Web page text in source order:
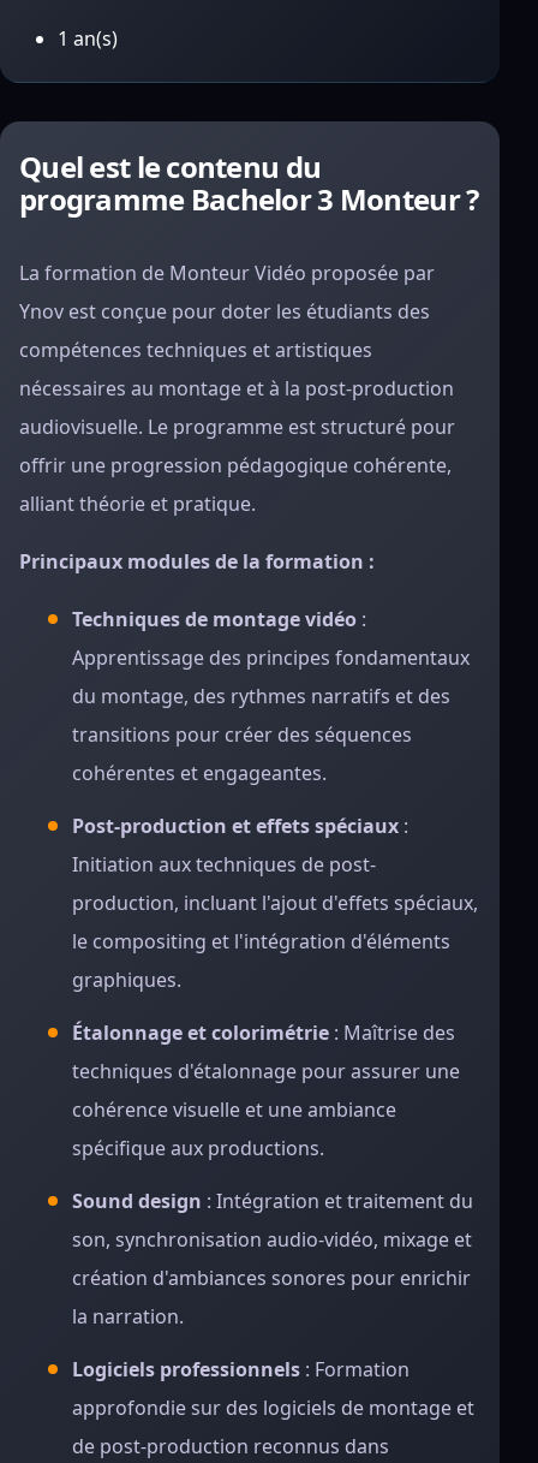
1 an(s)
Quel est le contenu du
programme Bachelor 3 Monteur ?
La formation de Monteur Vidéo proposée par
Ynov est conçue pour doter les étudiants des
compétences techniques et artistiques
nécessaires au montage et à la post-production
audiovisuelle. Le programme est structuré pour
offrir une progression pédagogique cohérente,
alliant théorie et pratique.
Principaux modules de la formation :
Techniques de montage vidéo :
Apprentissage des principes fondamentaux
du montage, des rythmes narratifs et des
transitions pour créer des séquences
cohérentes et engageantes.
Post-production et effets spéciaux :
Initiation aux techniques de post-
production, incluant l'ajout d'effets spéciaux,
le compositing et l'intégration d'éléments
graphiques.
Étalonnage et colorimétrie : Maîtrise des
techniques d'étalonnage pour assurer une
cohérence visuelle et une ambiance
spécifique aux productions.
Sound design : Intégration et traitement du
son, synchronisation audio-vidéo, mixage et
création d'ambiances sonores pour enrichir
la narration.
Logiciels professionnels : Formation
approfondie sur des logiciels de montage et
de post-production reconnus dans